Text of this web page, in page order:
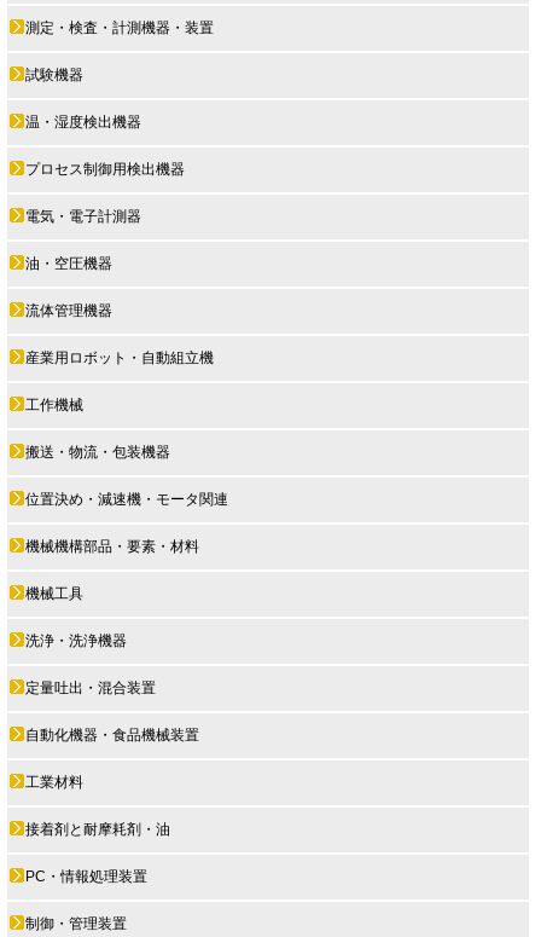
測定・検査・計測機器・装置
試験機器
温・湿度検出機器
プロセス制御用検出機器
電気・電子計測器
油・空圧機器
流体管理機器
産業用ロボット・自動組立機
工作機械
搬送・物流・包装機器
位置決め・減速機・モータ関連
機械機構部品・要素・材料
機械工具
洗浄・洗浄機器
定量吐出・混合装置
自動化機器・食品機械装置
工業材料
接着剤と耐摩耗剤・油
PC・情報処理装置
制御・管理装置